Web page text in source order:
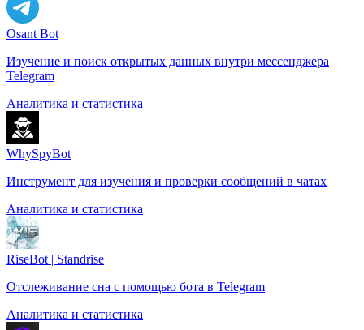
Osant Bot
Изучение и поиск открытых данных внутри мессенджера
Telegram
Аналитика и статистика
WhySpyBot
Инструмент для изучения и проверки сообщений в чатах
Аналитика и статистика
RiseBot | Standrise
Отслеживание сна с помощью бота в Telegram
Аналитика и статистика